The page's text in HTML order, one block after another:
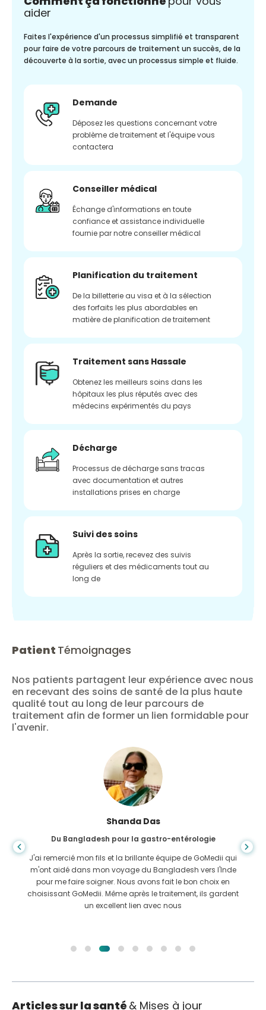
aider
Faites l'expérience d'un processus simplifié et transparent
pour faire de votre parcours de traitement un succès, de la
découverte à la sortie, avec un processus simple et fluide.
Demande
Déposez les questions concernant votre
problème de traitement et l'équipe vous
contactera
Conseiller médical
Échange d'informations en toute
confiance et assistance individuelle
fournie par notre conseiller médical
Planification du traitement
De la billetterie au visa et à la sélection
des forfaits les plus abordables en
matière de planification de traitement
Traitement sans Hassale
Obtenez les meilleurs soins dans les
hôpitaux les plus réputés avec des
médecins expérimentés du pays
Décharge
Processus de décharge sans tracas
avec documentation et autres
installations prises en charge
Suivi des soins
Après la sortie, recevez des suivis
réguliers et des médicaments tout au
long de
Patient Témoignages
Nos patients partagent leur expérience avec nous
en recevant des soins de santé de la plus haute
qualité tout au long de leur parcours de
traitement afin de former un lien formidable pour
l'avenir.
Shanda Das
Du Bangladesh pour la gastro-entérologie
J'ai remercié mon fils et la brillante équipe de GoMedii qui
m'ont aidé dans mon voyage du Bangladesh vers l'Inde
pour me faire soigner. Nous avons fait le bon choix en
choisissant GoMedii. Même après le traitement, ils gardent
un excellent lien avec nous
Articles sur la santé & Mises à jour